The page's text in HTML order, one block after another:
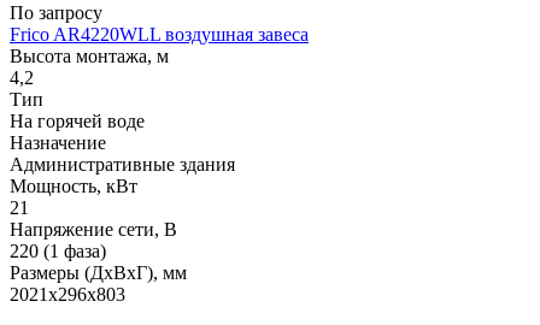
По запросу
Frico AR4220WLL воздушная завеса
Высота монтажа, м
4,2
Тип
На горячей воде
Назначение
Административные здания
Мощность, кВт
21
Напряжение сети, В
220 (1 фаза)
Размеры (ДхВхГ), мм
2021x296x803